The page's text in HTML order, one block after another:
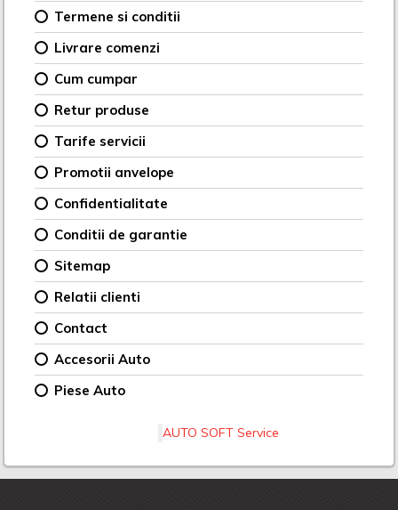
Termene si conditii
Livrare comenzi
Cum cumpar
Retur produse
Tarife servicii
Promotii anvelope
Confidentialitate
Conditii de garantie
Sitemap
Relatii clienti
Contact
Accesorii Auto
Piese Auto
AUTO SOFT Service